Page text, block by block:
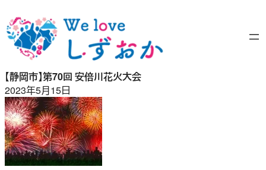
容
を
ッ
プ
【静岡市】第70回 安倍川花火大会
2023年5月15日